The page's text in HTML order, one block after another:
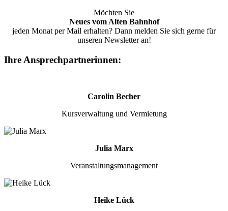
Möchten Sie
Neues vom Alten Bahnhof
jeden Monat per Mail erhalten? Dann melden Sie sich gerne für
unseren Newsletter an!
Ihre Ansprechpartnerinnen:
Carolin Becher
Kursverwaltung und Vermietung
Julia Marx
Veranstaltungsmanagement
Heike Lück